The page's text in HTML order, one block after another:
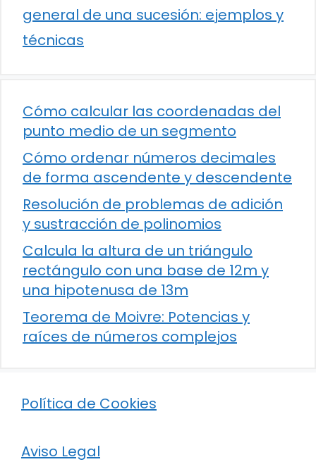
general de una sucesión: ejemplos y
técnicas
Cómo calcular las coordenadas del
punto medio de un segmento
Cómo ordenar números decimales
de forma ascendente y descendente
Resolución de problemas de adición
y sustracción de polinomios
Calcula la altura de un triángulo
rectángulo con una base de 12m y
una hipotenusa de 13m
Teorema de Moivre: Potencias y
raíces de números complejos
Política de Cookies
Aviso Legal